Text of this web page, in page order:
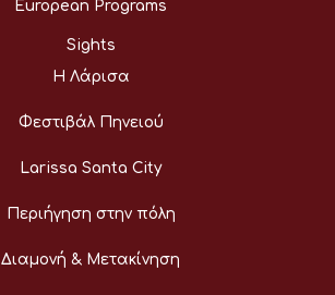
European Programs
Sights
Η Λάρισα
Φεστιβάλ Πηνειού
Larissa Santa City
Περιήγηση στην πόλη
Διαμονή & Μετακίνηση